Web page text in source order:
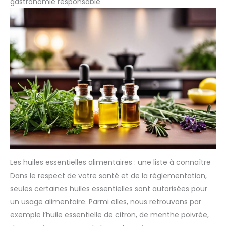
commerce équitable et de
petits producteurs locaux ce
optimale grâce aux labels
HEBBD, HECT et 100% Pures et
Naturelles. Huiles certifiées
par FR-BIO-01, agriculture
UE/non-UE.
plus encore. ❗ Remarque: Si
l'emballage ou la bouteille
sont endommagés, veuillez
comprendre et nous contacter
pour un remplacement dès
que possible. Nous vous
sommes très reconnaissants
de votre gentillesse.
Les huiles essentielles alimentaires : une liste à connaître
Dans le respect de votre santé et de la réglementation,
seules certaines huiles essentielles sont autorisées pour
un usage alimentaire. Parmi elles, nous retrouvons par
exemple l’huile essentielle de citron, de menthe poivrée,